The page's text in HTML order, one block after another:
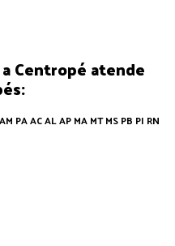
Centropé atende
AM PAACALAPMAMTMSPB PI RN